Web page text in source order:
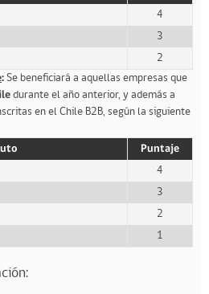
4
3
2
: Se beneficiará a aquellas empresas que
durante el año anterior, y además a
en el Chile B2B, según la siguiente
Puntaje
4
3
2
1